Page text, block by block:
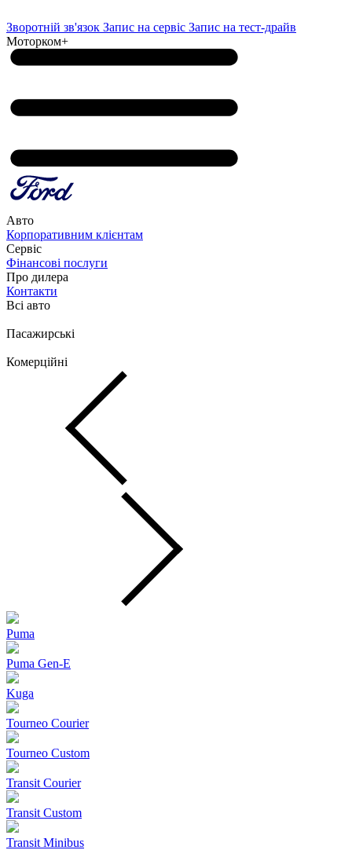
Зворотній зв'язок Запис на сервіс Запис на тест-драйв
Моторком+
Авто
Корпоративним клієнтам
Сервіс
Фінансові послуги
Про дилера
Контакти
Всі авто
Пасажирські
Комерційні
Puma
Puma Gen‑E
Kuga
Tourneo Courier
Tourneo Custom
Transit Courier
Transit Custom
Transit Minibus